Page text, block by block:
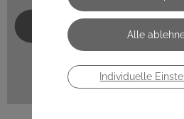
NAGELPFLEGE
Individuelle